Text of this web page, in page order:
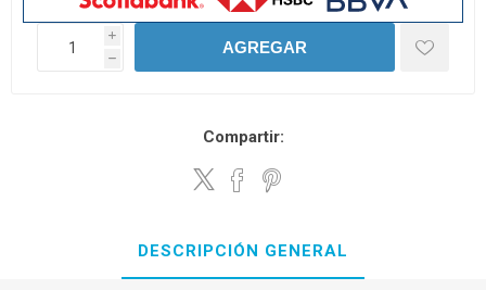
i
h
AGREGAR
Compartir:
DESCRIPCIÓN GENERAL